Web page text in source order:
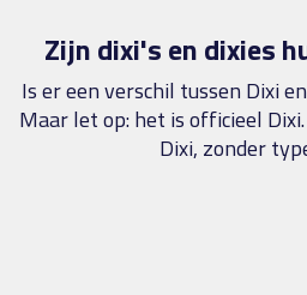
Zijn dixi's en dixies
Is er een verschil tussen Dixi
Maar let op: het is officieel
Dixi, zonder